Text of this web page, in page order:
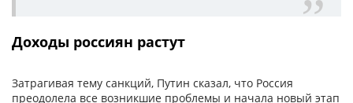
Доходы россиян растут
Затрагивая тему санкций, Путин сказал, что Россия
преодолела все возникшие проблемы и начала новый этап